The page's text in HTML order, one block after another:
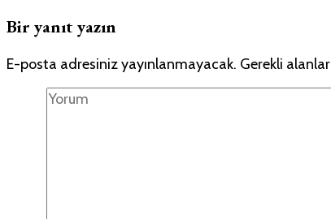
Bir yanıt yazın
E-posta adresiniz yayınlanmayacak. Gerekli alanlar